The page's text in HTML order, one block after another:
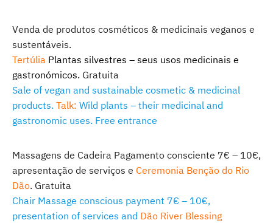
Venda de produtos cosméticos & medicinais veganos e
sustentáveis.
Tertúlia Plantas silvestres – seus usos medicinais e
gastronómicos. Gratuita
Sale of vegan and sustainable cosmetic & medicinal
products. Talk: Wild plants – their medicinal and
gastronomic uses. Free entrance
Massagens de Cadeira Pagamento consciente 7€ – 10€,
apresentação de serviços e Ceremonia Benção do Rio
Dão. Gratuita
Chair Massage conscious payment 7€ – 10€,
presentation of services and Dão River Blessing